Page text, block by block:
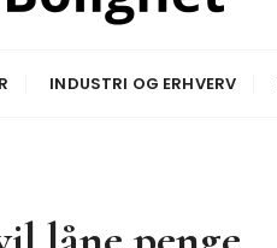
INDUSTRI OG ERHVERV